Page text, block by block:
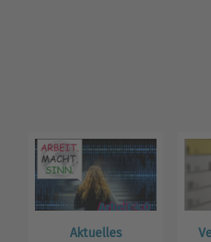
Aktuelles